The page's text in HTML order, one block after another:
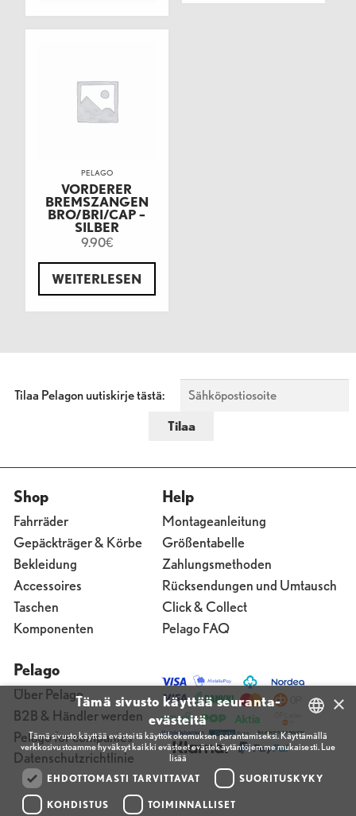
PELAGO
VORDERER
BREMSZANGEN
BRO/BRI/CAP –
SILBER
9.90€
WEITERLESEN
Tilaa Pelagon uutiskirje tästä:
Shop
Fahrräder
Gepäckträger & Körbe
Bekleidung
Accessoires
Taschen
Komponenten
Help
Montageanleitung
Größentabelle
Zahlungsmethoden
Rücksendungen und Umtausch
Click & Collect
Pelago FAQ
Pelago
Über Pelago
B2B & Händler werden
Pelago for companies
Datenschutzrichtlinie
FINNISH
ENGLISH
×
Tämä sivusto käyttää seuranta-
evästeitä
Tämä sivusto käyttää evästeitä käyttökokemuksen parantamiseksi. Käyttämällä
verkkosivustoamme hyväksyt kaikki evästeet evästekäytäntöjemme mukaisesti. Lue
lisää
EHDOTTOMASTI TARVITTAVAT
SUORITUSKYKY
KOHDISTUS TOIMINNALLISET